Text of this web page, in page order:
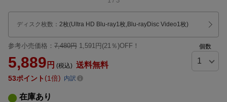
ディスク枚数 ： 2枚(Ultra HD Blu-ray1枚,Blu-rayDisc Video1枚)
参考小売価格： 7,480円 1,591円(21％)OFF！
5,889 円 (税込) 送料無料
個数
53ポイント 1倍 内訳
在庫あり